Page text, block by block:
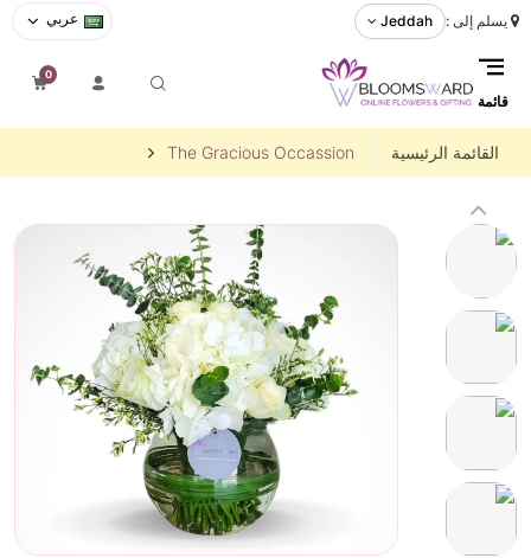
قائمة
يسلم إلى : Jeddah عربي
0
القائمة الرئيسية The Gracious Occassion